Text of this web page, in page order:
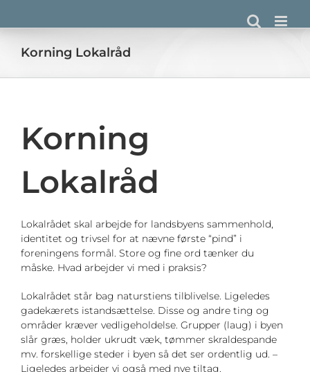
Korning Lokalråd
Korning
Lokalråd
Lokalrådet skal arbejde for landsbyens sammenhold,
identitet og trivsel for at nævne første “pind” i
foreningens formål. Store og fine ord tænker du
måske. Hvad arbejder vi med i praksis?
Lokalrådet står bag naturstiens tilblivelse. Ligeledes
gadekærets istandsættelse. Disse og andre ting og
områder kræver vedligeholdelse. Grupper (laug) i byen
slår græs, holder ukrudt væk, tømmer skraldespande
mv. forskellige steder i byen så det ser ordentlig ud. –
Ligeledes arbejder vi også med nye tiltag.